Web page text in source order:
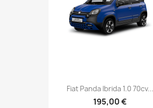
Fiat Panda Ibrida 1.0 70cv...
195,00 €